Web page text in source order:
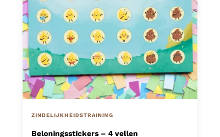
ZINDELIJKHEIDSTRAINING
Beloningsstickers – 4 vellen